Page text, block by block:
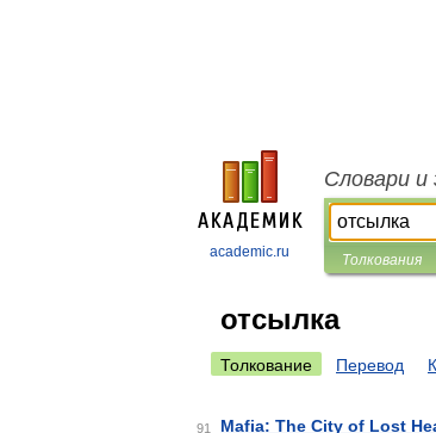
academic.ru
Словари и
Толкования
отсылка
Толкование Перевод
91 Mafia: The City of Lost